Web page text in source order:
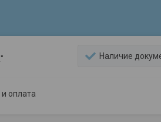
Наличие
оплата